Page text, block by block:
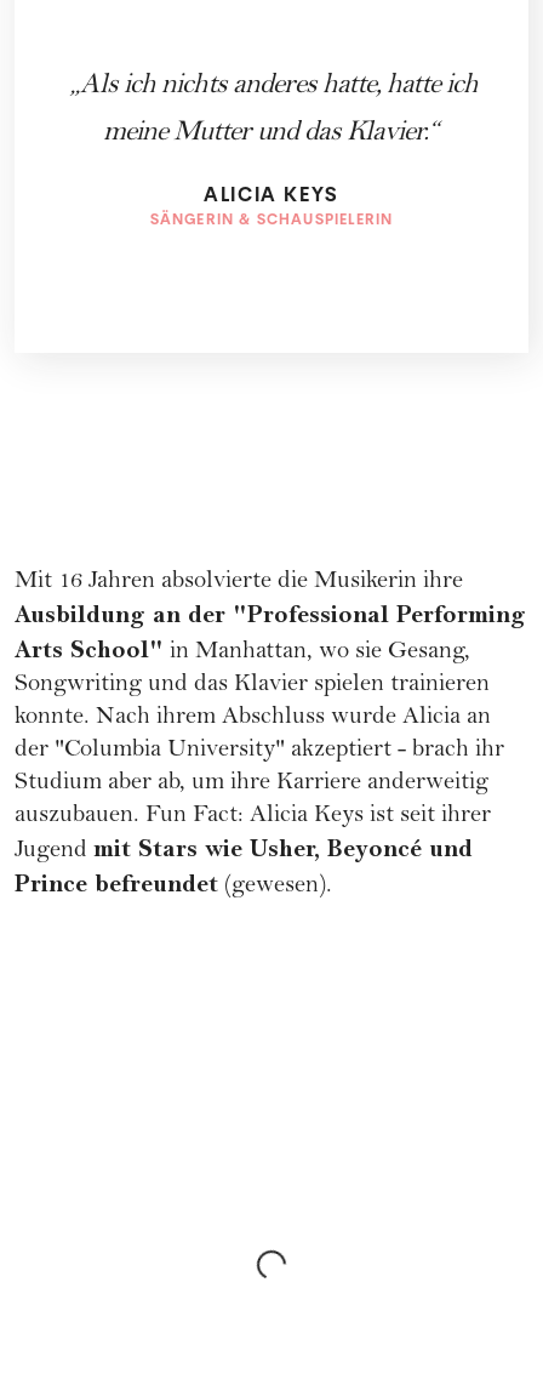
Als ich nichts anderes hatte, hatte ich
meine Mutter und das Klavier.
ALICIA KEYS
SÄNGERIN & SCHAUSPIELERIN
Mit 16 Jahren absolvierte die Musikerin ihre
Ausbildung an der "Professional Performing
Arts School" in Manhattan, wo sie Gesang,
Songwriting und das Klavier spielen trainieren
konnte. Nach ihrem Abschluss wurde Alicia an
der "Columbia University" akzeptiert - brach ihr
Studium aber ab, um ihre Karriere anderweitig
auszubauen. Fun Fact: Alicia Keys ist seit ihrer
Jugend mit Stars wie Usher, Beyoncé und
Prince befreundet (gewesen).